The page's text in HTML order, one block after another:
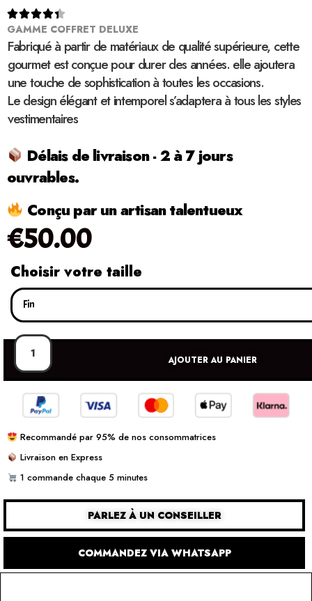

GAMME COFFRET DELUXE
Fabriqué à partir de matériaux de qualité supérieure, cette
gourmet est conçue pour durer des années. elle ajoutera
une touche de sophistication à toutes les occasions.
Le design élégant et intemporel s’adaptera à tous les styles
vestimentaires
Délais de livraison - 2 à 7 jours
ouvrables.
Conçu par un artisan talentueux
€50.00
Choisir votre taille
AJOUTER AU PANIER
Recommandé par 95% de nos consommatrices
Livraison en Express
1 commande chaque 5 minutes
PARLEZ À UN CONSEILLER
COMMANDEZ VIA WHATSAPP